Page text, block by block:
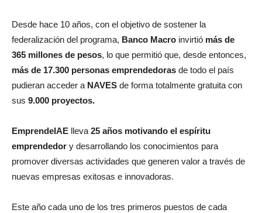
Desde hace 10 años, con el objetivo de sostener la
federalización del programa, Banco Macro invirtió más de
365 millones de pesos, lo que permitió que, desde entonces,
más de 17.300 personas emprendedoras de todo el país
pudieran acceder a NAVES de forma totalmente gratuita con
sus 9.000 proyectos.
EmprendeIAE lleva 25 años motivando el espíritu
emprendedor y desarrollando los conocimientos para
promover diversas actividades que generen valor a través de
nuevas empresas exitosas e innovadoras.
Este año cada uno de los tres primeros puestos de cada